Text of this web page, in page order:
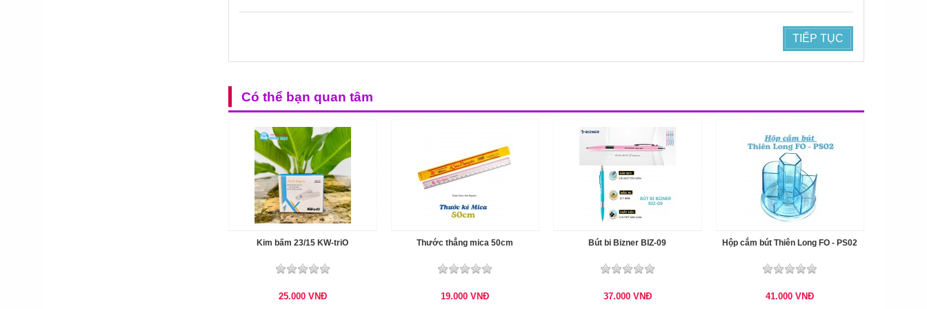
TIẾP TỤC
Có thể bạn quan tâm
Kim bấm 23/15 KW-triO
25.000 VNĐ
Thước thẳng mica 50cm
19.000VNĐ
Bút bi Bizner BIZ-09
37.000 VNĐ
Hộp cắm bút Thiên Long FO - PS02
41.000VNĐ